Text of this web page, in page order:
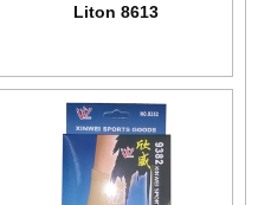
Liton 8613